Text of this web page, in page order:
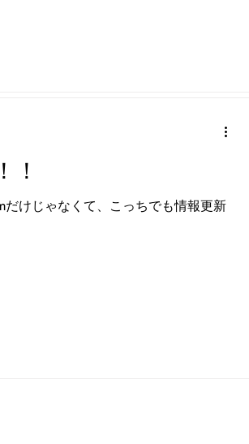
！
けじゃなくて、こっちでも情報更新